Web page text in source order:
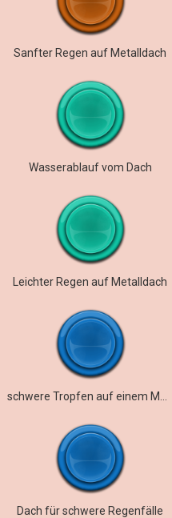
Sanfter Regen auf Metalldach
Wasserablauf vom Dach
Leichter Regen auf Metalldach
Dach für schwere Regenfälle